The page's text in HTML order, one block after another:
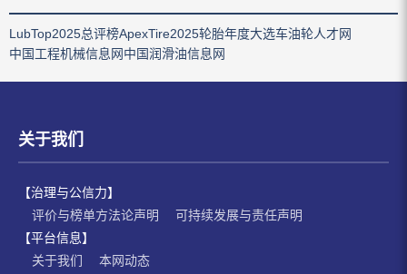
LubTop2025总评榜ApexTire2025轮胎年度大选车油轮人才网
中国工程机械信息网中国润滑油信息网
关于我们
【治理与公信力】
评价与榜单方法论声明
可持续发展与责任声明
【平台信息】
关于我们
本网动态